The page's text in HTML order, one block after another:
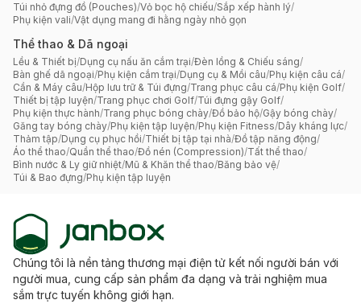
Túi nhỏ đựng đồ (Pouches)/Vỏ bọc hộ chiếu/Sắp xếp hành lý/
Phụ kiện vali/Vật dụng mang đi hằng ngày nhỏ gọn
Thể thao & Dã ngoại
Lều & Thiết bị/Dụng cụ nấu ăn cắm trại/Đèn lồng & Chiếu sáng/
Bàn ghế dã ngoại/Phụ kiện cắm trại/Dụng cụ & Mồi câu/Phụ kiện câu cá/
Cần & Máy câu/Hộp lưu trữ & Túi đựng/Trang phục câu cá/Phụ kiện Golf/
Thiết bị tập luyện/Trang phục chơi Golf/Túi đựng gậy Golf/
Phụ kiện thực hành/Trang phục bóng chày/Đồ bảo hộ/Gậy bóng chày/
Găng tay bóng chày/Phụ kiện tập luyện/Phụ kiện Fitness/Dây kháng lực/
Thảm tập/Dụng cụ phục hồi/Thiết bị tập tại nhà/Đồ tập năng động/
Áo thể thao/Quần thể thao/Đồ nén (Compression)/Tất thể thao/
Bình nước & Ly giữ nhiệt/Mũ & Khăn thể thao/Băng bảo vệ/
Túi & Bao đựng/Phụ kiện tập luyện
Chúng tôi là nền tảng thương mại điện tử kết nối người bán với
người mua, cung cấp sản phẩm đa dạng và trải nghiệm mua
sắm trực tuyến không giới hạn.